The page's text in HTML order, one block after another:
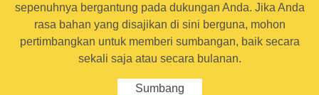
sepenuhnya bergantung pada dukungan Anda. Jika Anda
rasa bahan yang disajikan di sini berguna, mohon
pertimbangkan untuk memberi sumbangan, baik secara
sekali saja atau secara bulanan.
Sumbang